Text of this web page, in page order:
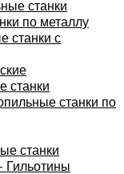
станки
по металлу
станки с
станки
станки по
станки
Гильотины